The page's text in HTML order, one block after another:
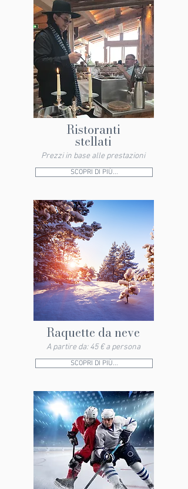
Ristoranti
stellati
Prezzi in base alle prestazioni
SCOPRI DI PIÙ...
Raquette da neve
A partire da: 45 € a persona
SCOPRI DI PIÙ...